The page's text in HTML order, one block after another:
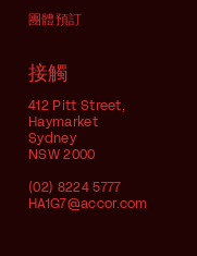
團體預訂
接觸
412 Pitt Street,
Haymarket
Sydney
NSW 2000
(02) 8224 5777
HA1G7@accor.com